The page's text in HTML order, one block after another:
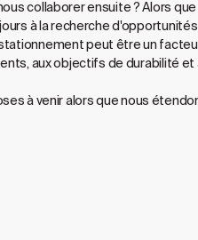
collaborer ensuite ? Alors
à la recherche
peut être un
aux objectifs de durabilité
à venir alors que nous